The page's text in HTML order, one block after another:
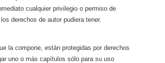
cualquier privilegio o permiso de
derechos de autor pudiera tener.
la compone, están protegidas por derechos
uno o más capítulos sólo para su uso